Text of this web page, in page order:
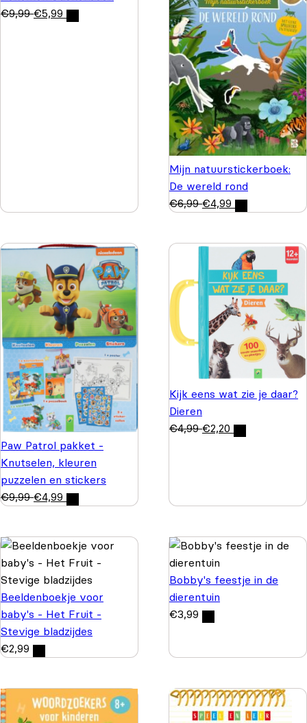
€9,99 €5,99
Mijn natuurstickerboek:
De wereld rond
€6,99 €4,99
Paw Patrol pakket -
Knutselen, kleuren
puzzelen en stickers
€9,99 €4,99
Kijk eens wat zie je daar?
Dieren
€4,99 €2,20
Beeldenboekje voor
baby's - Het Fruit -
Stevige bladzijdes
€2,99
Bobby's feestje in de
dierentuin
€3,99